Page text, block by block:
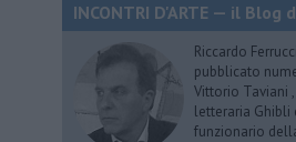
INCONTRI D'ARTE — il Blog
Riccardo
pubblicato
Vittorio Taviani
letteraria Ghibli
funzionario